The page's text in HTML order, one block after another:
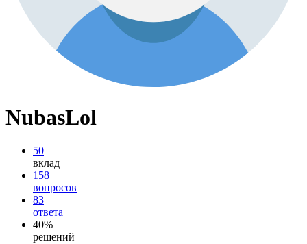
NubasLol
50
вклад
158
вопросов
83
ответа
40%
решений